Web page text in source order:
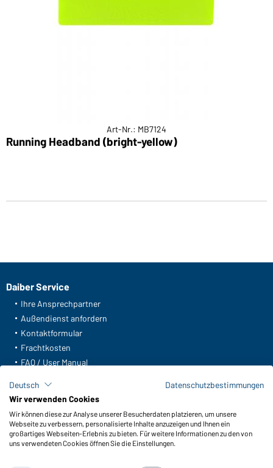
Art-Nr.: MB7124
Running Headband (bright-yellow)
Daiber Service
Ihre Ansprechpartner
Außendienst anfordern
Kontaktformular
Frachtkosten
FAQ / User Manual
Meldeportal nach Hinweisgeberschutz
Funktionen & Pflege
Produkteigenschaften
Pflegehinweise
Deutsch
Datenschutzbestimmungen
Wir verwenden Cookies
Wir können diese zur Analyse unserer Besucherdaten platzieren, um unsere
Webseite zu verbessern, personalisierte Inhalte anzuzeigen und Ihnen ein
großartiges Webseiten-Erlebnis zu bieten. Für weitere Informationen zu den von
uns verwendeten Cookies öffnen Sie die Einstellungen.